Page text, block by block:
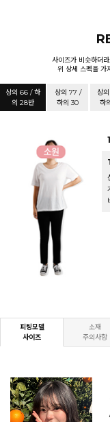
사이즈가 비슷하더
위 상세 스펙을 가
상의 66 / 하
의 28반
상의 77 /
하의 30
상
하
피팅모델
사이즈
소재
주의사항